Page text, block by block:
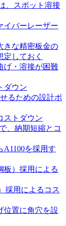
、スポット溶接
イバーレーザー
きな精密板金の
しておく
げ・溶接が困難
ダウン
るための設計ポ
ストダウン
、納期短縮とコ
A1100を採用す
板）採用による
採用によるコス
位置に角穴を設